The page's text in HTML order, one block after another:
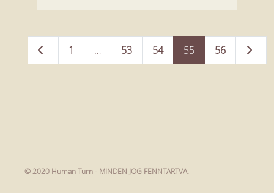
Posts
navigation
Newer posts
1 … 53 54 55 56 Older
© 2020 Human Turn - MINDEN JOG FENNTARTVA.